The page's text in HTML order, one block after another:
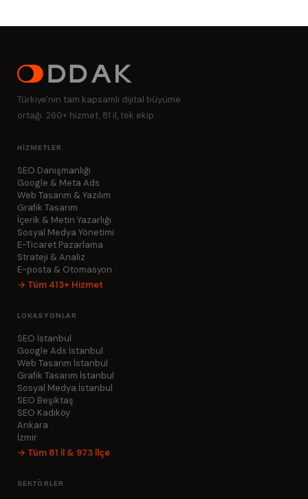
Türkiye'nin tam kapsamlı dijital büyüme
ortağı. 260+ hizmet, 81 il, tek ekip.
HIZMETLER
SEO Danışmanlığı
Google & Meta Ads
Web Tasarım & Yazılım
Grafik Tasarım
İçerik & Metin Yazarlığı
Sosyal Medya Yönetimi
E-Ticaret Pazarlama
Strateji & Analiz
E-posta & Otomasyon
→ Tüm 413+ Hizmet
LOKASYONLAR
SEO İstanbul
Google Ads İstanbul
Web Tasarım İstanbul
Grafik Tasarım İstanbul
Sosyal Medya İstanbul
SEO Beşiktaş
SEO Kadıköy
Ankara
İzmir
→ Tüm 81 İl & 973 İlçe
SEKTÖRLER